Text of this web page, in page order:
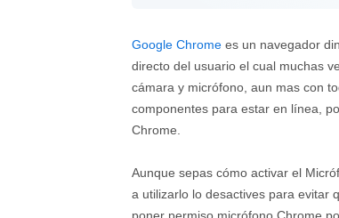
Google Chrome es un navegador
directo del usuario el cual muchas
cámara y micrófono, aun mas con
componentes para estar en línea,
Chrome.
Aunque sepas cómo activar el
a utilizarlo lo desactives para evitar